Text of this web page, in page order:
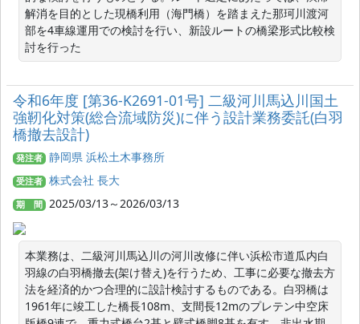
解消を目的とした現橋利用（海門橋）を踏まえた那珂川渡河
部を4車線運用での検討を行い、新設ルートの橋梁形式比較検
討を行った
令和6年度 [第36-K2691-01号] 二級河川馬込川国土
強靭化対策(総合流域防災)に伴う設計業務委託(白羽
橋撤去設計)
発注者 静岡県 浜松土木事務所
受注者 株式会社 長大
期 間 2025/03/13～2026/03/13
本業務は、二級河川馬込川の河川改修に伴い浜松市道瓜内白
羽線の白羽橋撤去(架け替え)を行うため、工事に必要な撤去方
法を経済的かつ合理的に設計検討するものである。白羽橋は
1961年に竣工した橋長108m、支間長12mのプレテン中空床